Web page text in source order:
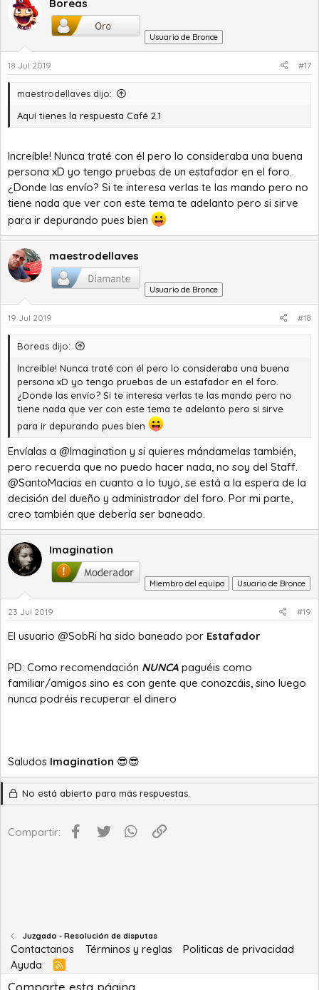
Boreas
Usuario de Bronce
18 Jul 2019 #17
maestrodellaves dijo:
Aquí tienes la respuesta Café 2.1
Increíble! Nunca traté con él pero lo consideraba una buena
persona xD yo tengo pruebas de un estafador en el foro.
¿Donde las envío? Si te interesa verlas te las mando pero no
tiene nada que ver con este tema te adelanto pero si sirve
para ir depurando pues bien
maestrodellaves
Usuario de Bronce
19 Jul 2019 #18
Boreas dijo:
Increíble! Nunca traté con él pero lo consideraba una buena
persona xD yo tengo pruebas de un estafador en el foro.
¿Donde las envío? Si te interesa verlas te las mando pero no
tiene nada que ver con este tema te adelanto pero si sirve
para ir depurando pues bien
Envíalas a @Imagination y si quieres mándamelas también,
pero recuerda que no puedo hacer nada, no soy del Staff.
@SantoMacias en cuanto a lo tuyo, se está a la espera de la
decisión del dueño y administrador del foro. Por mi parte,
creo también que debería ser baneado.
Imagination
Miembro del equipo Usuario de Bronce
23 Jul 2019 #19
El usuario @SobRi ha sido baneado por Estafador
PD: Como recomendación NUNCA paguéis como
familiar/amigos sino es con gente que conozcáis, sino luego
nunca podréis recuperar el dinero
Saludos Imagination 😎😎
No está abierto para más respuestas.
Compartir: Facebook
Twitter WhatsApp
Juzgado - Resolución de disputas
Contactanos Términos y reglas
Politicas de privacidad
Ayuda
R
S
Comparte esta página